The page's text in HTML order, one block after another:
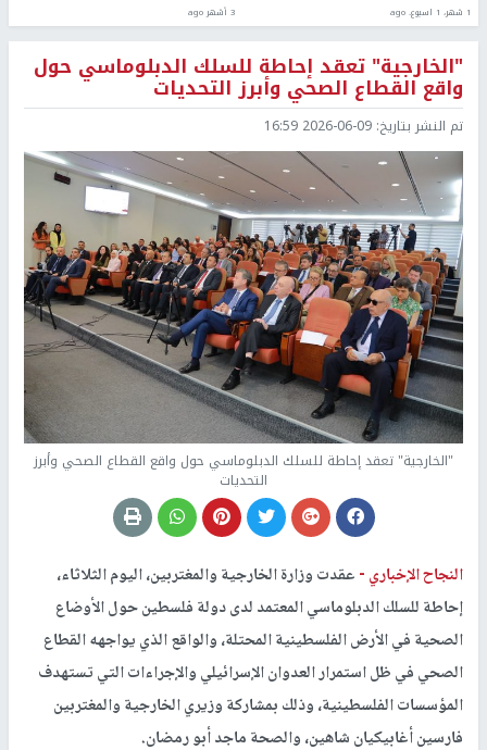
1 شهر، 1 اسبوع. ago 3 أشهر ago
"الخارجية" تعقد إحاطة للسلك الدبلوماسي حول
واقع القطاع الصحي وأبرز التحديات
تم النشر بتاريخ: 2026-06-09 16:59
"الخارجية" تعقد إحاطة للسلك الدبلوماسي حول واقع القطاع الصحي وأبرز
التحديات
النجاح الإخباري -عقدت وزارة الخارجية والمغتربين، اليوم الثلاثاء،
إحاطة للسلك الدبلوماسي المعتمد لدى دولة فلسطين حول الأوضاع
الصحية في الأرض الفلسطينية المحتلة، والواقع الذي يواجهه القطاع
الصحي في ظل استمرار العدوان الإسرائيلي والإجراءات التي تستهدف
المؤسسات الفلسطينية، وذلك بمشاركة وزيري الخارجية والمغتربين
فارسين أغابيكيان شاهين، والصحة ماجد أبو رمضان.